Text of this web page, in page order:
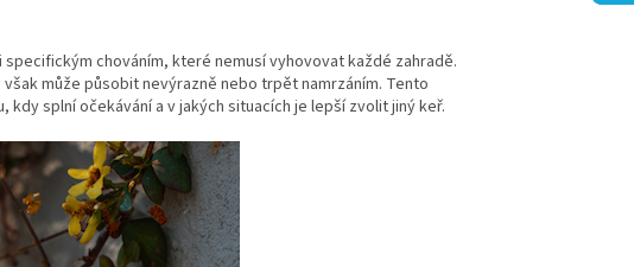
chováním, které nemusí vyhovovat každé zahradě.
může působit nevýrazně nebo trpět namrzáním. Tento
splní očekávání a v jakých situacích je lepší zvolit jiný keř.